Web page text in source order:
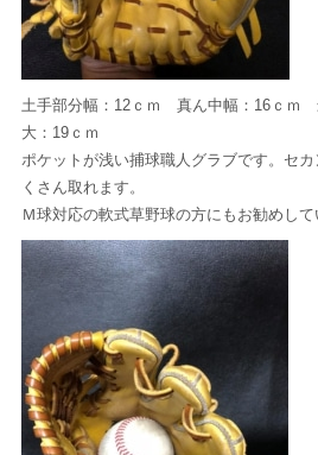
土手部分幅：12ｃｍ 真ん中幅：16ｃｍ
大：19ｃｍ
ポケットが浅い捕球職人グラブです。セ
くさん取れます。
Ｍ球対応の軟式草野球の方にもお勧めして